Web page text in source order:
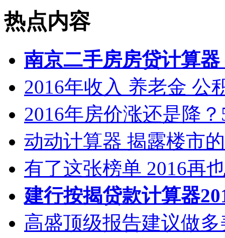
热点内容
南京二手房房贷计算
2016年收入 养老金 公
2016年房价涨还是降
动动计算器 揭露楼市
有了这张榜单 2016再
建行按揭贷款计算器
高盛顶级报告建议做